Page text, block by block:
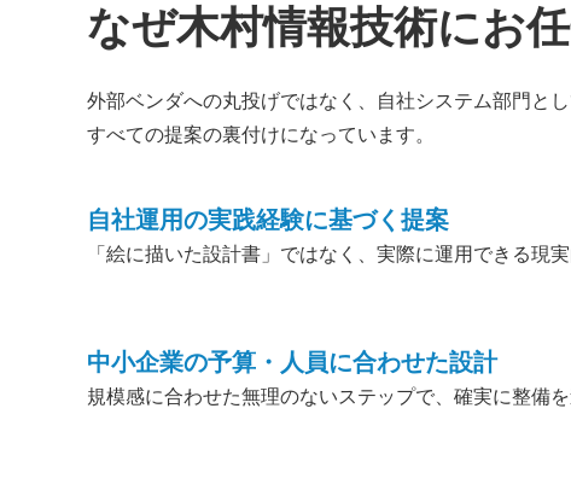
なぜ木村情報技術にお
外部ベンダへの丸投げではなく、自社システム部門と
すべての提案の裏付けになっています。
自社運用の実践経験に基づく提案
「絵に描いた設計書」ではなく、実際に運用できる現
中小企業の予算・人員に合わせた設計
規模感に合わせた無理のないステップで、確実に整備を